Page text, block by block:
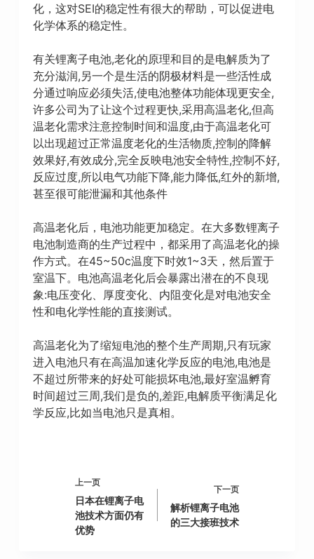
化，这对SEI的稳定性有很大的帮助，可以促进电
化学体系的稳定性。
有关锂离子电池,老化的原理和目的是电解质为了
充分滋润,另一个是生活的阴极材料是一些活性成
分通过响应必须失活,使电池整体功能体现更安全,
许多公司为了让这个过程更快,采用高温老化,但高
温老化需求注意控制时间和温度,由于高温老化可
以出现超过正常温度老化的生活物质,控制的降解
效果好,有效成分,完全反映电池安全特性,控制不好,
反应过度,所以电气功能下降,能力降低,红外的新增,
甚至很可能泄漏和其他条件
高温老化后，电池功能更加稳定。在大多数锂离子
电池制造商的生产过程中，都采用了高温老化的操
作方式。在45~50c温度下时效1~3天，然后置于
室温下。电池高温老化后会暴露出潜在的不良现
象:电压变化、厚度变化、内阻变化是对电池安全
性和电化学性能的直接测试。
高温老化为了缩短电池的整个生产周期,只有玩家
进入电池只有在高温加速化学反应的电池,电池是
不超过所带来的好处可能损坏电池,最好室温孵育
时间超过三周,我们是负的,差距,电解质平衡满足化
学反应,比如当电池只是真相。
上一页
日本在锂离子电
池技术方面仍有
优势
下一页
解析锂离子电池
的三大接班技术